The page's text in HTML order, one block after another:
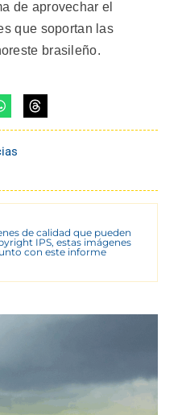
de aprovechar el
que soportan las
brasileño.
de calidad que pueden
IPS, estas imágenes
con este informe